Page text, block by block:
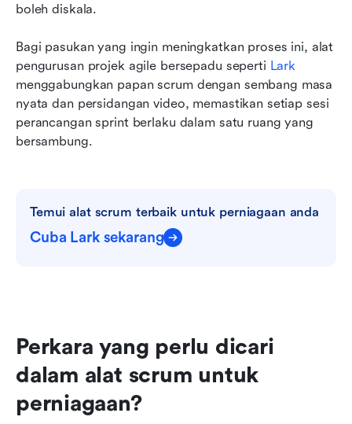
boleh diskala.
Bagi pasukan yang ingin meningkatkan proses ini, alat
pengurusan projek agile bersepadu seperti Lark
menggabungkan papan scrum dengan sembang masa
nyata dan persidangan video, memastikan setiap sesi
perancangan sprint berlaku dalam satu ruang yang
bersambung.
Temui alat scrum terbaik untuk perniagaan anda
Cuba Lark sekarang
Perkara yang perlu dicari
dalam alat scrum untuk
perniagaan?